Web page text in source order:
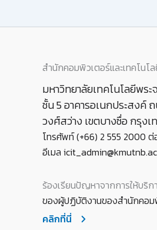
สำนักคอมพิวเตอร์และเทคโนโ
มหาวิทยาลัยเทคโนโลยีพระ
ชั้น 5 อาคารอเนกประสงค์
วงศ์สว่าง เขตบางซื่อ กรุง
โทรศัพท์ (+66) 2 555 2000 ต่
อีเมล
ร้องเรียนปัญหาจากการให้บริก
ของผู้ปฏิบัติงานของสำนักคอม
คลิกที่นี่